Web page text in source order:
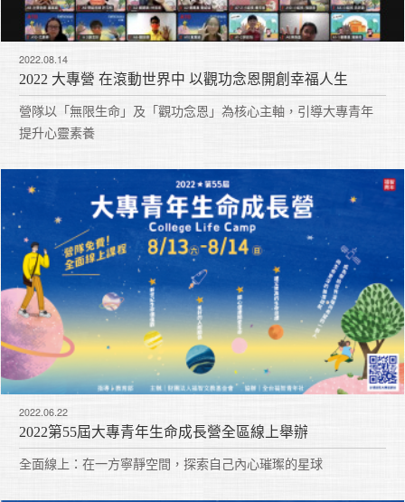
2022.08.14
2022 大專營 在滾動世界中 以觀功念恩開創幸福人生
營隊以「無限生命」及「觀功念恩」為核心主軸，引導大專青年
提升心靈素養
2022.06.22
2022第55屆大專青年生命成長營全區線上舉辦
全面線上：在一方寧靜空間，探索自己內心璀璨的星球